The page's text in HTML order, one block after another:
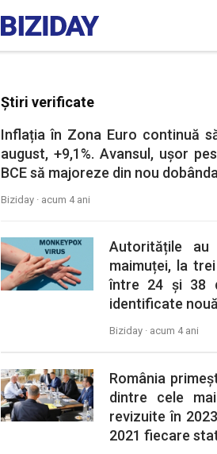
Știri verificate
Inflația în Zona Euro continuă
august, +9,1%. Avansul, ușor
BCE să majoreze din nou
Biziday · acum 4 ani
Autoritățile
maimuței, la
între 24 și 38
identificate
Biziday · acum 4 ani
România
dintre cele
revizuite în
2021 fiecare